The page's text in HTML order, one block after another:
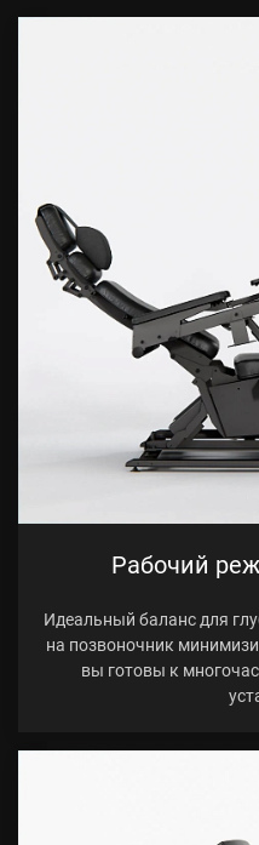
Рабочий
Идеальный баланс для
на позвоночник
вы готовы к